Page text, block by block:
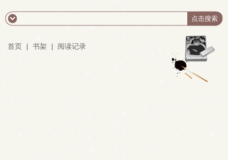
多
首页 书架 阅读记录